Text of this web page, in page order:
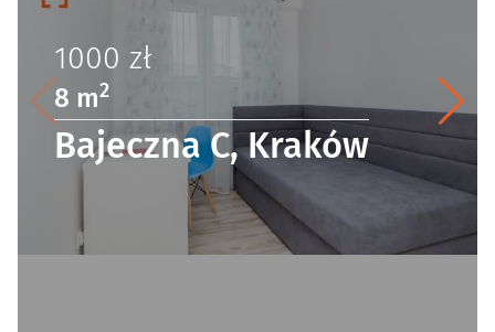
1000 zł
8 m2
Bajeczna C, Kraków